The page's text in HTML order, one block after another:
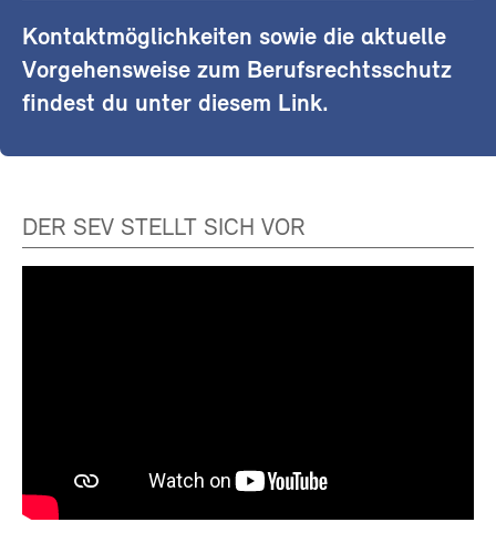
Kontaktmöglichkeiten sowie die aktuelle
Vorgehensweise zum Berufsrechtsschutz
findest du unter diesem Link.
DER SEV STELLT SICH VOR